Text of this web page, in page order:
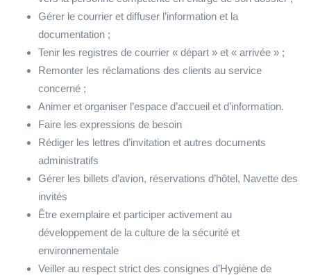
Gérer le courrier et diffuser l’information et la
documentation ;
Tenir les registres de courrier « départ » et « arrivée » ;
Remonter les réclamations des clients au service
concerné ;
Animer et organiser l’espace d’accueil et d’information.
Faire les expressions de besoin
Rédiger les lettres d’invitation et autres documents
administratifs
Gérer les billets d’avion, réservations d’hôtel, Navette des
invités
Être exemplaire et participer activement au
développement de la culture de la sécurité et
environnementale
Veiller au respect strict des consignes d’Hygiène de